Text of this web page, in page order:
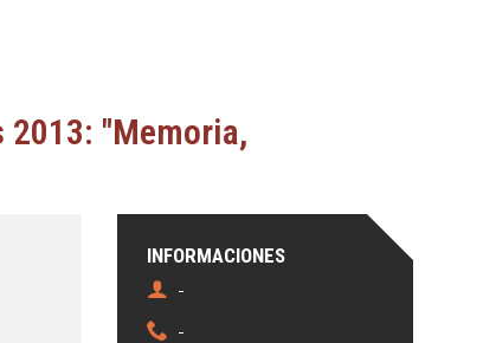
2013: "Memoria,
INFORMACIONES
-
-